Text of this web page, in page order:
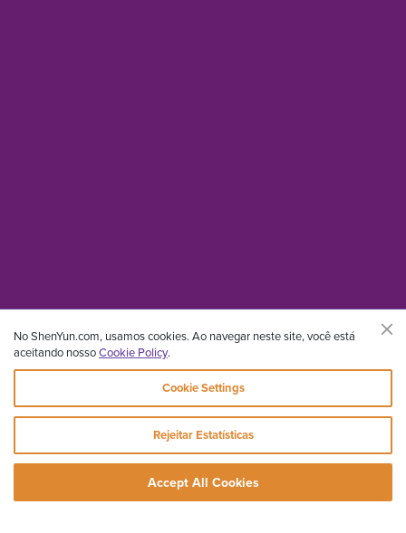
No ShenYun.com, usamos cookies. Ao navegar neste site, você está
aceitando nossoCookie Policy.
Cookie Settings
Rejeitar Estatísticas
Accept All Cookies